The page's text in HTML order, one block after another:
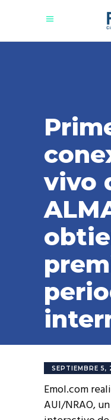
vivo
SEPTIEMBRE 5,
Emol.com
AUI/NRAO,